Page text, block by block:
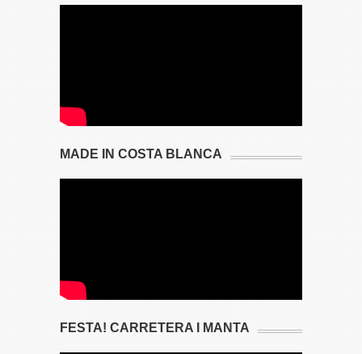
MADE IN COSTA BLANCA
FESTA! CARRETERA I MANTA